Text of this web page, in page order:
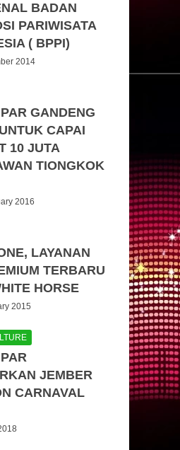
BADAN
PARIWISATA
( BPPI)
2014
GANDENG
CAPAI
10 JUTA
TIONGKOK
2016
LAYANAN
TERBARU
HORSE
2015
JEMBER
CARNAVAL